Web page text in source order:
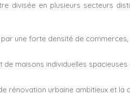
divisée en plusieurs secteurs
une forte densité de
maisons individuelles
rénovation urbaine ambitieux et